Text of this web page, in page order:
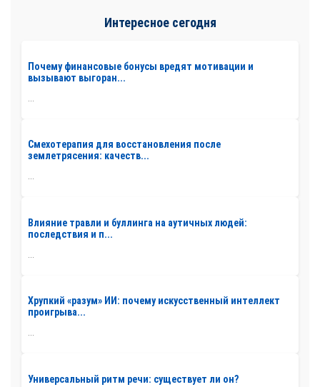
Интересное сегодня
Почему финансовые бонусы вредят мотивации и
вызывают выгоран...
Смехотерапия для восстановления после
землетрясения: качеств...
...
Влияние травли и буллинга на аутичных людей:
последствия и п...
Хрупкий «разум» ИИ: почему искусственный интеллект
проигрыва...
...
Универсальный ритм речи: существует ли он?